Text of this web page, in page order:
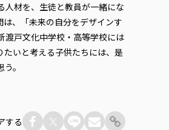
人材を、生徒と教員が一緒にな
、「未来の自分をデザインす
渡戸文化中学校・高等学校には
たいと考える子供たちには、是
。
する